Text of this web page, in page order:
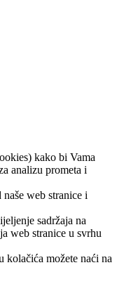
kako bi Vama
analizu prometa i
web stranice i
sadržaja na
web stranice u svrhu
kolačića možete naći na